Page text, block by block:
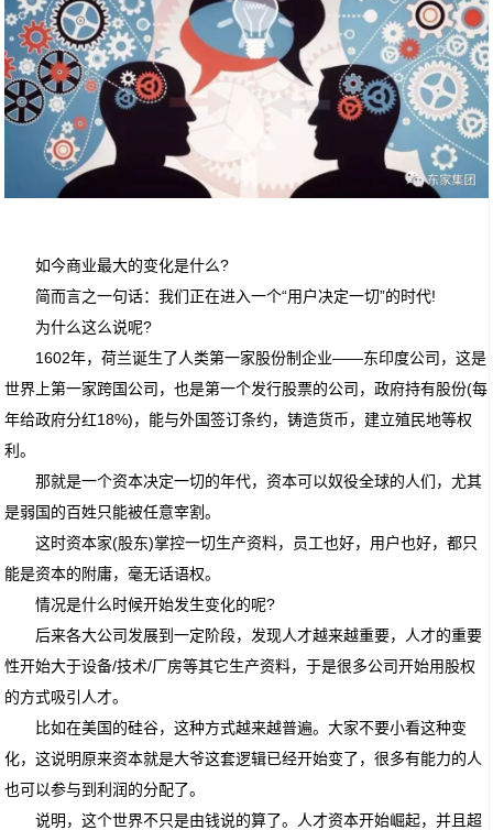
如今商业最大的变化是什么?
简而言之一句话：我们正在进入一个“用户决定一切”的时代!
为什么这么说呢?
1602年，荷兰诞生了人类第一家股份制企业——东印度公司，这是
世界上第一家跨国公司，也是第一个发行股票的公司，政府持有股份(每
年给政府分红18%)，能与外国签订条约，铸造货币，建立殖民地等权
利。
那就是一个资本决定一切的年代，资本可以奴役全球的人们，尤其
是弱国的百姓只能被任意宰割。
这时资本家(股东)掌控一切生产资料，员工也好，用户也好，都只
能是资本的附庸，毫无话语权。
情况是什么时候开始发生变化的呢?
后来各大公司发展到一定阶段，发现人才越来越重要，人才的重要
性开始大于设备/技术/厂房等其它生产资料，于是很多公司开始用股权
的方式吸引人才。
比如在美国的硅谷，这种方式越来越普遍。大家不要小看这种变
化，这说明原来资本就是大爷这套逻辑已经开始变了，很多有能力的人
也可以参与到利润的分配了。
说明，这个世界不只是由钱说的算了。人才资本开始崛起，并且超